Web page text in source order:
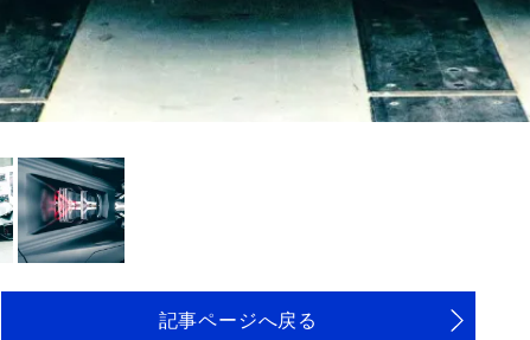
記事ページへ戻る